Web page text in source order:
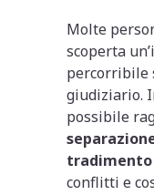
Molte
scoperta
percorribile
giudiziario.
possibile
tradimento
conflitti e